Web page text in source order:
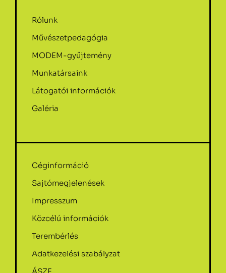
Rólunk
Művészetpedagógia
MODEM-gyűjtemény
Munkatársaink
Látogatói információk
Galéria
Céginformáció
Sajtómegjelenések
Impresszum
Közcélú információk
Terembérlés
Adatkezelési szabályzat
ÁSZF